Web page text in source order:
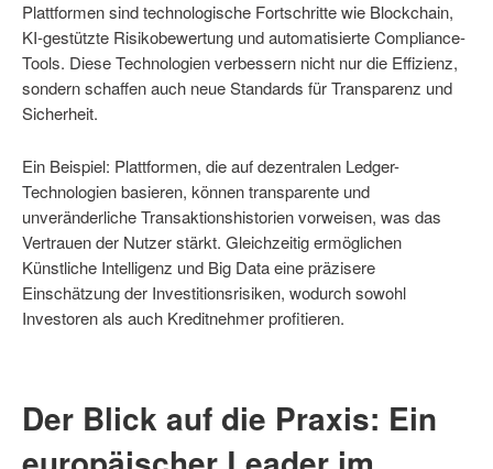
Plattformen sind technologische Fortschritte wie Blockchain,
KI-gestützte Risikobewertung und automatisierte Compliance-
Tools. Diese Technologien verbessern nicht nur die Effizienz,
sondern schaffen auch neue Standards für Transparenz und
Sicherheit.
Ein Beispiel: Plattformen, die auf dezentralen Ledger-
Technologien basieren, können transparente und
unveränderliche Transaktionshistorien vorweisen, was das
Vertrauen der Nutzer stärkt. Gleichzeitig ermöglichen
Künstliche Intelligenz und Big Data eine präzisere
Einschätzung der Investitionsrisiken, wodurch sowohl
Investoren als auch Kreditnehmer profitieren.
Der Blick auf die Praxis: Ein